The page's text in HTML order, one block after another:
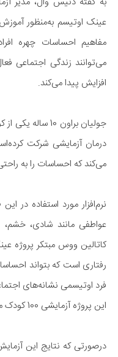
عینک اوتیسم به‌منظور
مفاهیم احساسات چهره
می‌توانند زندگی اجتماعی
افزایش پیدا می‌کند.
جولیان براون 10
درمان آزمایشی شرکت
می‌کند که احساسات را به
نرم‌افزار مورد استفاده
عواطفی مانند شادی،
کاتالین ووس مبتکر پروژه
رفتاری است که بتواند
فرد اوتیسمی نشانه‌های
این پروژه آزمایشی 100 کودک مبتلا به اوتیسم حضور دارند.
درصورتی که نتایج این